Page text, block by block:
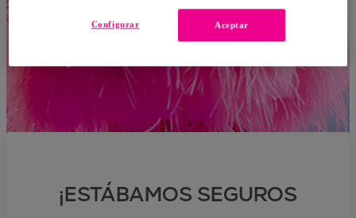
¡ESTÁBAMOS SEGUROS
Aceptar
Configurar